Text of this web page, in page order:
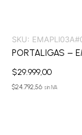
SKU:
PORTALIGAS –
$29.999,00
$24.792,56 sin IVA